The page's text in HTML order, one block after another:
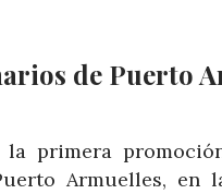
de Puerto
primera
Armuelles, en